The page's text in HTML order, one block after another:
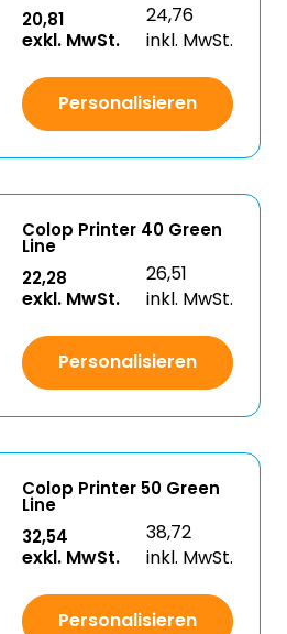
20,81
exkl. MwSt.
24,76
inkl. MwSt.
Personalisieren
Colop Printer 40 Green
Line
22,28
exkl. MwSt.
26,51
inkl. MwSt.
Personalisieren
Colop Printer 50 Green
Line
32,54
exkl. MwSt.
38,72
inkl. MwSt.
Personalisieren